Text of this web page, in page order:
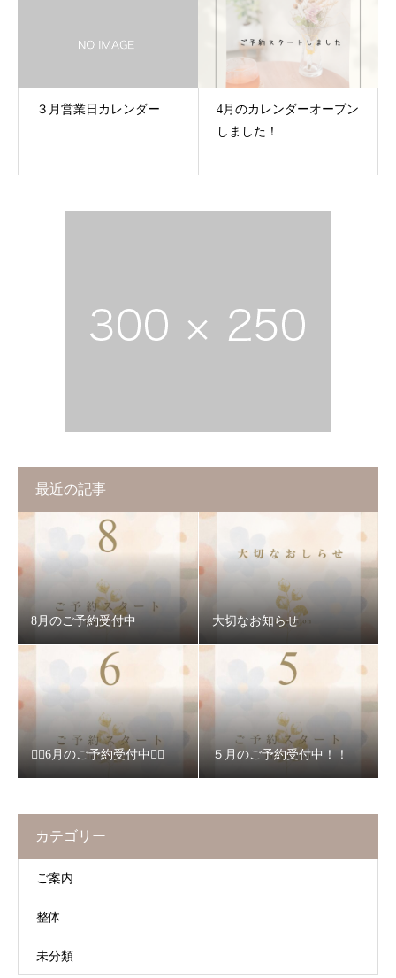
３月営業日カレンダー
4月のカレンダーオープン
しました！
最近の記事
8月のご予約受付中 大切なお知らせ
❁⃘6月のご予約受付中❁⃘ ５月のご予約受付中！！
カテゴリー
ご案内
整体
未分類